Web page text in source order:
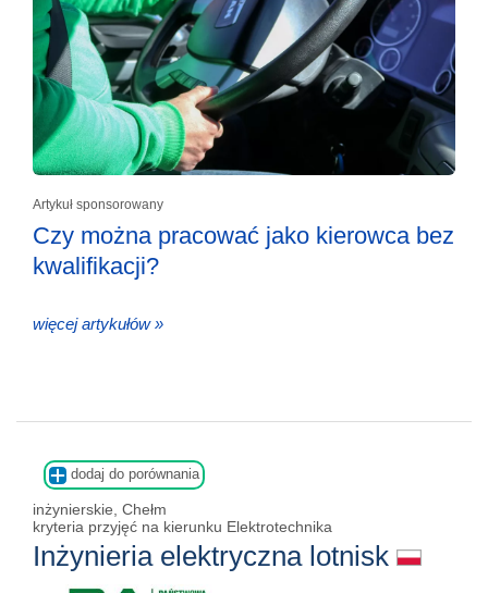
Artykuł sponsorowany
Czy można pracować jako kierowca bez
kwalifikacji?
więcej artykułów »
dodaj do porównania
inżynierskie, Chełm
kryteria przyjęć na kierunku Elektrotechnika
Inżynieria elektryczna lotnisk